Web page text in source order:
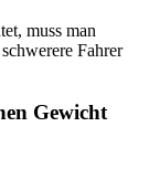
muss man
Fahrer
Gewicht